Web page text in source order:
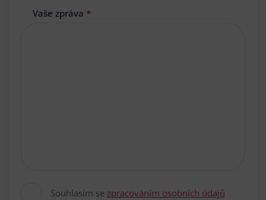
Vaše zpráva *
Souhlasím se zpracováním osobních údajů